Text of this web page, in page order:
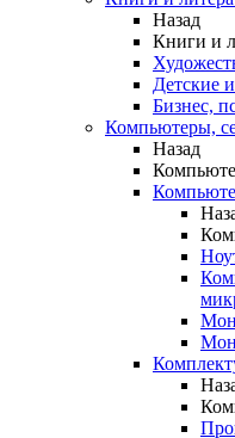
Назад
Книги и
Детские
Бизнес,
Компьютеры,
Назад